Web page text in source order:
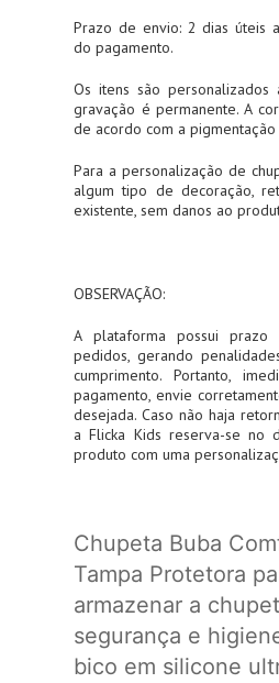
Prazo de envio: 2 dias úteis
do pagamento.
Os itens são
gravação é permanente. A
de acordo com a
Para a personalização de
algum tipo de decoração,
existente, sem danos ao
OBSERVAÇÃO:
A plataforma possui
pedidos, gerando
cumprimento. Portanto,
pagamento, envie
desejada. Caso não haja
a Flicka Kids reserva-se no
produto com uma
Chupeta Buba
Tampa Protetora
armazenar a
segurança e
bico em silicone